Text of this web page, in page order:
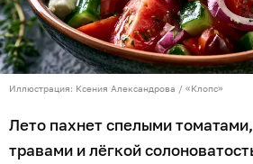
Иллюстрация: Ксения Александрова / «Клопс»
Лето пахнет спелыми
травами и лёгкой